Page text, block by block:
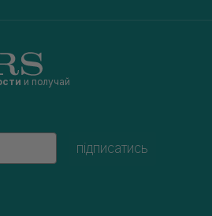
и получай
підписатись